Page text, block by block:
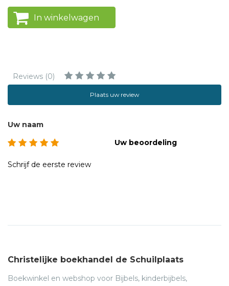
In winkelwagen
Reviews (0)
Plaats uw review
Uw naam
Uw beoordeling
Schrijf de eerste review
Christelijke boekhandel de Schuilplaats
Boekwinkel en webshop voor Bijbels, kinderbijbels,